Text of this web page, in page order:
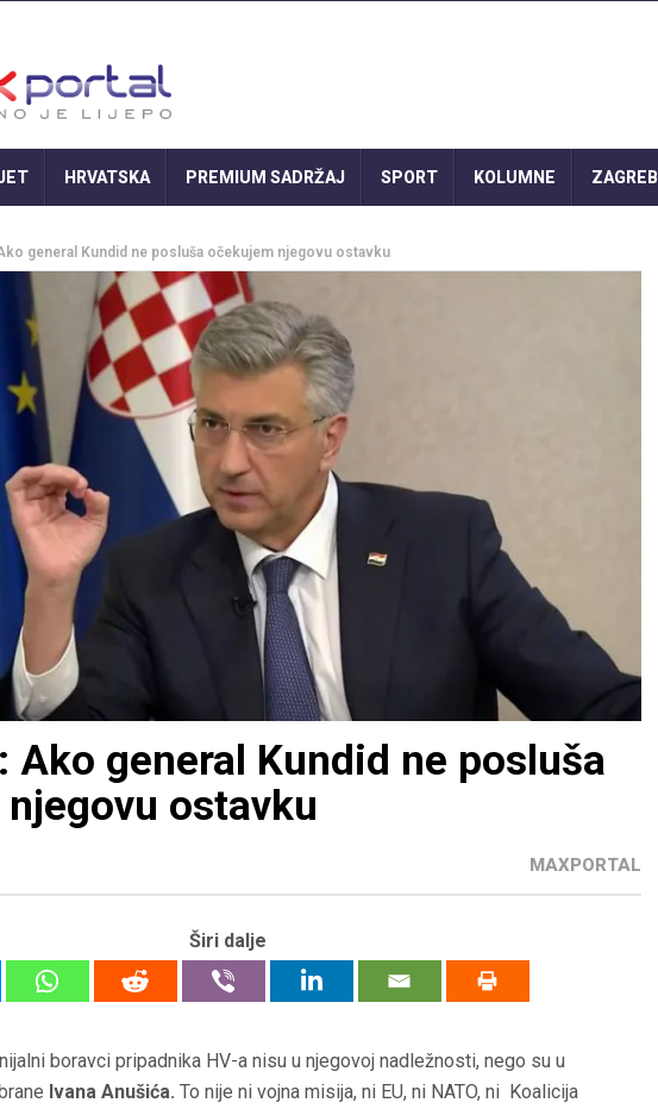
HRVATSKA PREMIUM SADRŽAJ SPORT KOLUMNE ZAGREB
general Kundid ne posluša očekujem njegovu ostavku
Ako general Kundid ne posluša
ostavku
MAXPORTAL
Širi dalje
boravci pripadnika HV-a nisu u njegovoj nadležnosti, nego su u
Ivana Anušića. To nije ni vojna misija, ni EU, ni NATO, ni Koalicija